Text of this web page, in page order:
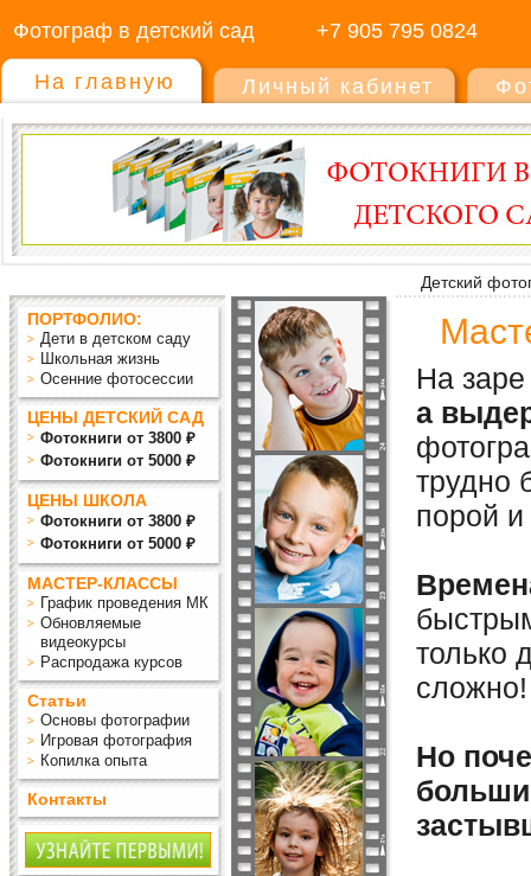
Фотограф в детский сад +7 905 795 0824
На главную Личный кабинет
Детский
ПОРТФОЛИО:
Дети в детском саду
Школьная жизнь
Осенние фотосессии
ЦЕНЫ ДЕТСКИЙ САД
Фотокниги от 3800 ₽
Фотокниги от 5000 ₽
ЦЕНЫ ШКОЛА
Фотокниги от 3800 ₽
Фотокниги от 5000 ₽
МАСТЕР-КЛАССЫ
График проведения МК
Обновляемые
видеокурсы
Распродажа курсов
Статьи
Основы фотографии
Игровая фотография
Копилка опыта
Контакты
На
а
трудно
порой
только
сложно!
Но